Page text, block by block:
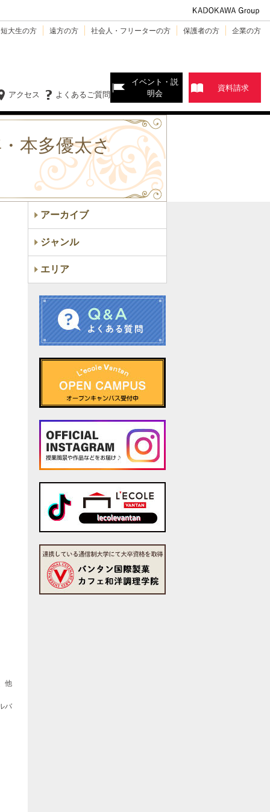
大生の方 遠方の方 社会人・フリーターの方 保護者の方 企業の方
よくあるご質問
アクセス
イベント・説
明会
資料請求
本多優太さ
他
バ
アーカイブ
ジャンル
エリア